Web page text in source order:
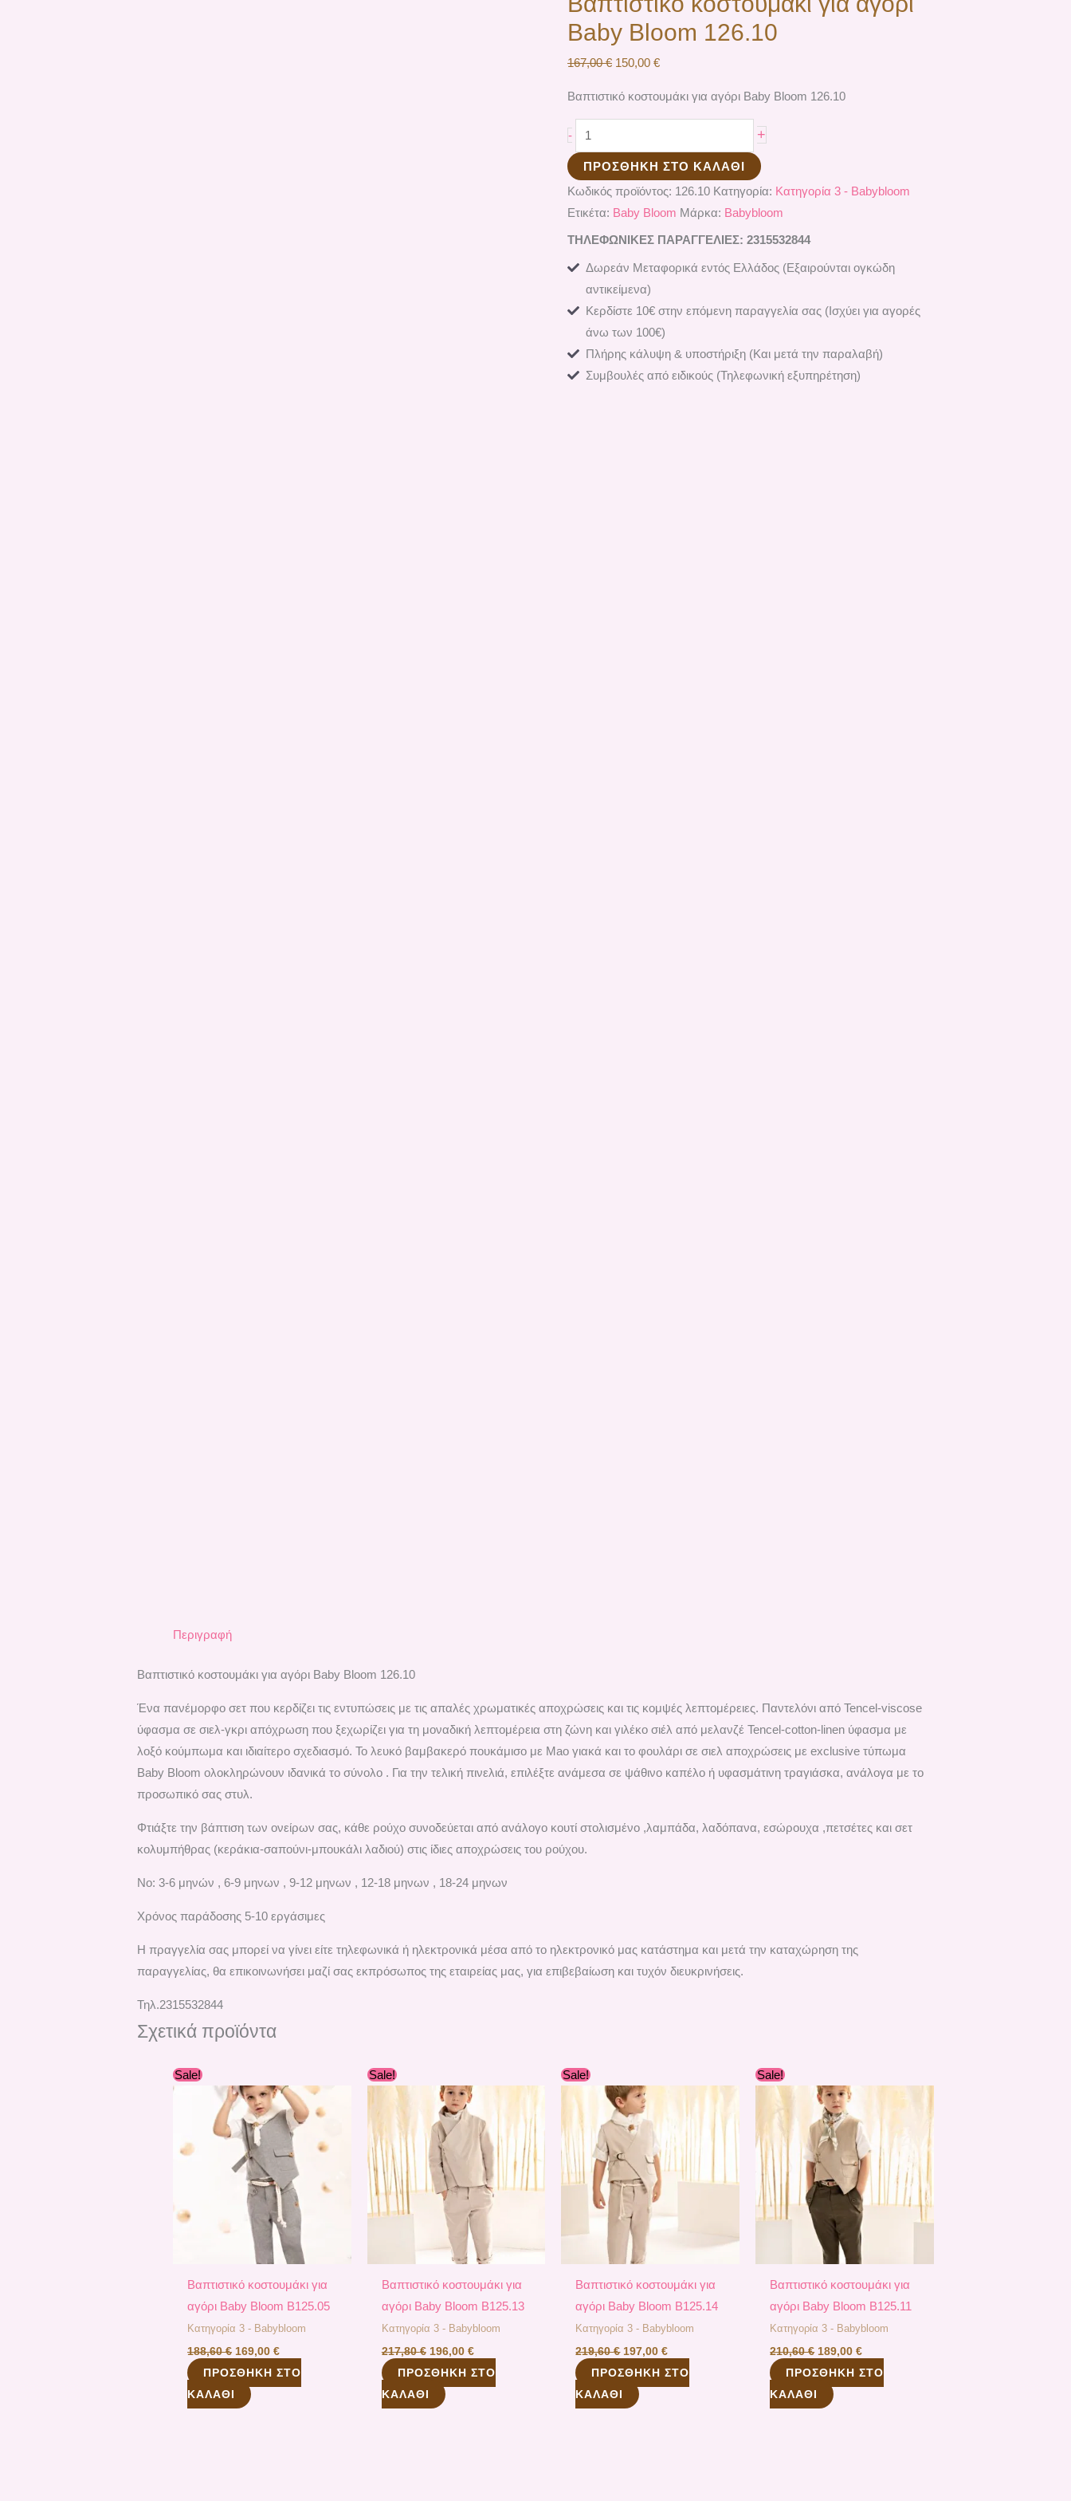
Baby Bloom 126.10
167,00€ 150,00 €
Βαπτιστικό κοστουμάκι για αγόρι Baby Bloom 126.10
- +
ΠΡΟΣΘΉΚΗ ΣΤΟ ΚΑΛΆΘΙ
Κωδικός προϊόντος: 126.10 Κατηγορία: Κατηγορία 3 - Babybloom
Ετικέτα: Baby Bloom Μάρκα: Babybloom
ΤΗΛΕΦΩΝΙΚΕΣ ΠΑΡΑΓΓΕΛΙΕΣ: 2315532844
Δωρεάν Μεταφορικά εντός Ελλάδος (Εξαιρούνται ογκώδη
αντικείμενα)
Κερδίστε 10€ στην επόμενη παραγγελία σας (Ισχύει για αγορές
άνω των 100€)
Πλήρης κάλυψη & υποστήριξη (Και μετά την παραλαβή)
Συμβουλές από ειδικούς (Τηλεφωνική εξυπηρέτηση)
Περιγραφή
Βαπτιστικό κοστουμάκι για αγόρι Baby Bloom 126.10
Ένα πανέμορφο σετ που κερδίζει τις εντυπώσεις με τις απαλές χρωματικές αποχρώσεις και τις κομψές λεπτομέρειες. Παντελόνι από Tencel-viscose
ύφασμα σε σιελ-γκρι απόχρωση που ξεχωρίζει για τη μοναδική λεπτομέρεια στη ζώνη και γιλέκο σιέλ από μελανζέ Tencel-cotton-linen ύφασμα με
λοξό κούμπωμα και ιδιαίτερο σχεδιασμό. Το λευκό βαμβακερό πουκάμισο με Mao γιακά και το φουλάρι σε σιελ αποχρώσεις με exclusive τύπωμα
Baby Bloom ολοκληρώνουν ιδανικά το σύνολο . Για την τελική πινελιά, επιλέξτε ανάμεσα σε ψάθινο καπέλο ή υφασμάτινη τραγιάσκα, ανάλογα με το
προσωπικό σας στυλ.
Φτιάξτε την βάπτιση των ονείρων σας, κάθε ρούχο συνοδεύεται από ανάλογο κουτί στολισμένο ,λαμπάδα, λαδόπανα, εσώρουχα ,πετσέτες και σετ
κολυμπήθρας (κεράκια-σαπούνι-μπουκάλι λαδιού) στις ίδιες αποχρώσεις του ρούχου.
No: 3-6 μηνών , 6-9 μηνων , 9-12 μηνων , 12-18 μηνων , 18-24 μηνων
Χρόνος παράδοσης 5-10 εργάσιμες
H πραγγελία σας μπορεί να γίνει είτε τηλεφωνικά ή ηλεκτρονικά μέσα από το ηλεκτρονικό μας κατάστημα και μετά την καταχώρηση της
παραγγελίας, θα επικοινωνήσει μαζί σας εκπρόσωπος της εταιρείας μας, για επιβεβαίωση και τυχόν διευκρινήσεις.
Τηλ.2315532844
Σχετικά προϊόντα
Sale!
Βαπτιστικό κοστουμάκι για
αγόρι Baby Bloom B125.05
Κατηγορία 3 - Babybloom
188,60€
price
was:
188,60 €.
169,00€
τρέχουσα
τιμή
είναι:
169,00 €.
ΠΡΟΣΘΉΚΗ ΣΤΟ
ΚΑΛΆΘΙ
Sale!
Βαπτιστικό κοστουμάκι για
αγόρι Baby Bloom B125.13
Κατηγορία 3 - Babybloom
217,80€
price
was:
217,80 €.
196,00 €
τρέχουσα
196,00 €.
ΠΡΟΣΘΉΚΗ ΣΤΟ
ΚΑΛΆΘΙ
Sale!
Βαπτιστικό κοστουμάκι για
αγόρι Baby Bloom B125.14
Κατηγορία 3 - Babybloom
219,60€
price
was:
219,60 €.
197,00€
τρέχουσα
ΠΡΟΣΘΉΚΗ ΣΤΟ
ΚΑΛΆΘΙ
Sale!
Βαπτιστικό κοστουμάκι για
αγόρι Baby Bloom B125.11
Κατηγορία 3 - Babybloom
210,60€
price
was:
210,60 €.
189,00€
τρέχουσα
189,00 €.
ΠΡΟΣΘΉΚΗ ΣΤΟ
ΚΑΛΆΘΙ